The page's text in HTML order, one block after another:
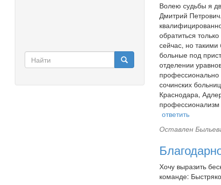
Форма
поиска
Волею судьбы я
Дмитрий
обратиться
сейчас, но
больные под
отделении
профессионально
сочинских
Краснодара,
профессионализм
ответить
Оставлен
Хочу выразить
команде: